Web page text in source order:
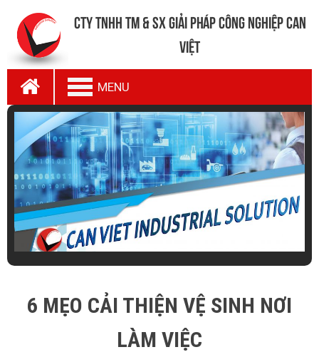
CTy TNHH TM & SX Giải Pháp Công Nghiệp Can
Việt
MENU
6 MẸO CẢI THIỆN VỆ SINH NƠI
LÀM VIỆC